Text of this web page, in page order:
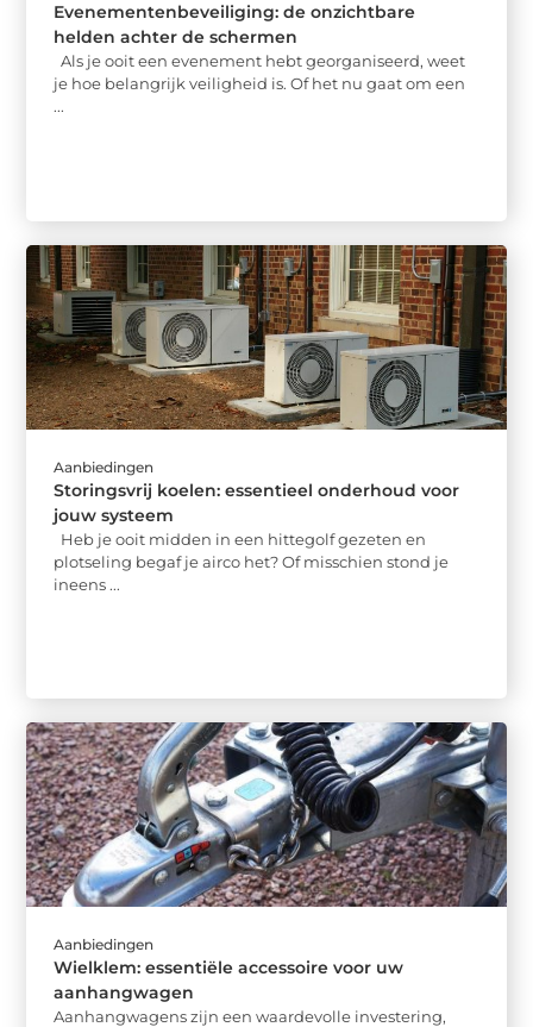
Evenementenbeveiliging: de onzichtbare
helden achter de schermen
Als je ooit een evenement hebt georganiseerd, weet
je hoe belangrijk veiligheid is. Of het nu gaat om een
...
Aanbiedingen
Storingsvrij koelen: essentieel onderhoud voor
jouw systeem
Heb je ooit midden in een hittegolf gezeten en
plotseling begaf je airco het? Of misschien stond je
ineens ...
Aanbiedingen
Wielklem: essentiële accessoire voor uw
aanhangwagen
Aanhangwagens zijn een waardevolle investering,